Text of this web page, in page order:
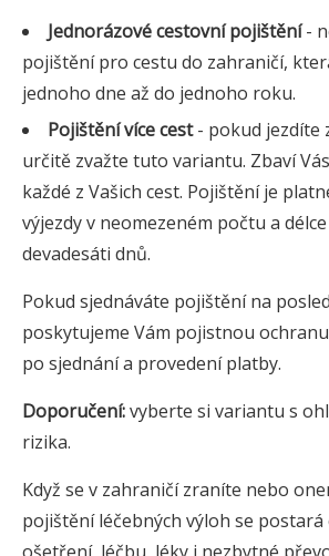
Jednorázové cestovní pojištění-
pojištění pro cestu do zahraničí,
jednoho dne až do jednoho roku.
Pojištění více cest- pokud jezdíte
určitě zvažte tuto variantu. Zbaví
každé z Vašich cest. Pojištění je
výjezdy v neomezeném počtu a
devadesáti dnů.
Pokud sjednáváte pojištění na
poskytujeme Vám pojistnou
po sjednání a provedení platby.
Doporučení:vyberte si variantu s
rizika.
Když se v zahraničí zraníte nebo
pojištění léčebných výloh se postará